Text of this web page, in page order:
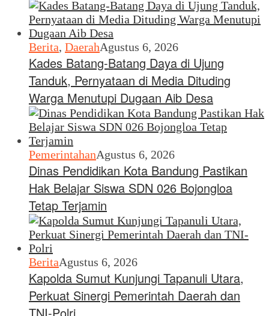
Berita, DaerahAgustus 6, 2026
Kades Batang-Batang Daya di Ujung
Tanduk, Pernyataan di Media Dituding
Warga Menutupi Dugaan Aib Desa
PemerintahanAgustus 6, 2026
Dinas Pendidikan Kota Bandung Pastikan
Hak Belajar Siswa SDN 026 Bojongloa
Tetap Terjamin
BeritaAgustus 6, 2026
Kapolda Sumut Kunjungi Tapanuli Utara,
Perkuat Sinergi Pemerintah Daerah dan